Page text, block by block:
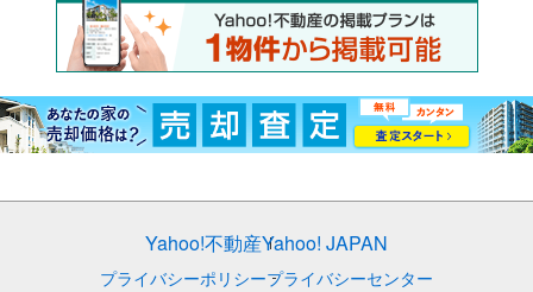
Yahoo!不動産Yahoo! JAPAN
プライバシーポリシープライバシーセンター